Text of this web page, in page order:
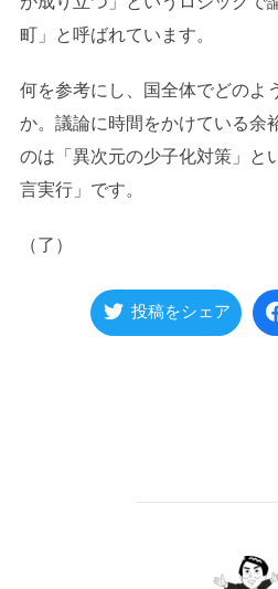
町」と呼ばれています。
何を参考にし、国全体でどのよ
か。議論に時間をかけている余
のは「異次元の少子化対策」と
言実行」です。
（了）
投稿をシェア
投稿者